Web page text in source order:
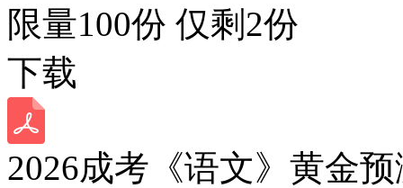
限量100份 仅剩 2份
下载
2026成考《语文》黄金